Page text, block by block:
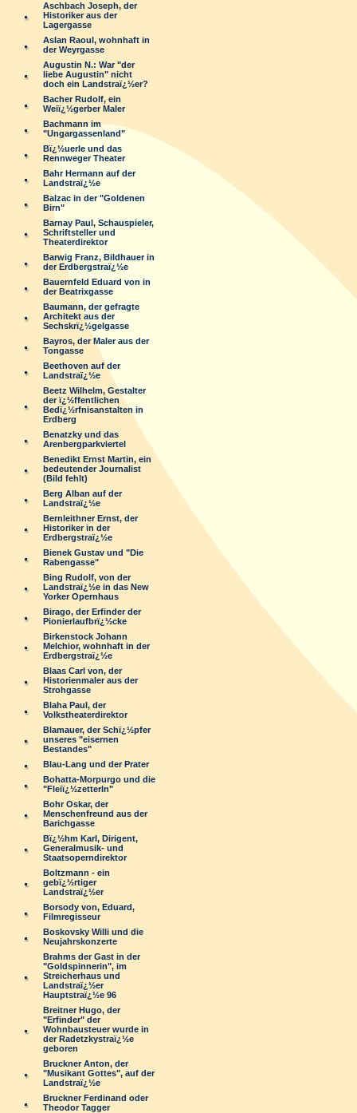
Aschbach Joseph, der
Historiker aus der
Lagergasse
Aslan Raoul, wohnhaft in
der Weyrgasse
Augustin N.: War "der
liebe Augustin" nicht
doch ein Landstraï¿½er?
Bacher Rudolf, ein
Weiï¿½gerber Maler
Bachmann im
"Ungargassenland"
Bï¿½uerle und das
Rennweger Theater
Bahr Hermann auf der
Landstraï¿½e
Balzac in der "Goldenen
Birn"
Barnay Paul, Schauspieler,
Schriftsteller und
Theaterdirektor
Barwig Franz, Bildhauer in
der Erdbergstraï¿½e
Bauernfeld Eduard von in
der Beatrixgasse
Baumann, der gefragte
Architekt aus der
Sechskrï¿½gelgasse
Bayros, der Maler aus der
Tongasse
Beethoven auf der
Landstraï¿½e
Beetz Wilhelm, Gestalter
der ï¿½ffentlichen
Bedï¿½rfnisanstalten in
Erdberg
Benatzky und das
Arenbergparkviertel
Benedikt Ernst Martin, ein
bedeutender Journalist
(Bild fehlt)
Berg Alban auf der
Landstraï¿½e
Bernleithner Ernst, der
Historiker in der
Erdbergstraï¿½e
Bienek Gustav und "Die
Rabengasse"
Bing Rudolf, von der
Landstraï¿½e in das New
Yorker Opernhaus
Birago, der Erfinder der
Pionierlaufbrï¿½cke
Birkenstock Johann
Melchior, wohnhaft in der
Erdbergstraï¿½e
Blaas Carl von, der
Historienmaler aus der
Strohgasse
Blaha Paul, der
Volkstheaterdirektor
Blamauer, der Schï¿½pfer
unseres "eisernen
Bestandes"
Blau-Lang und der Prater
Bohatta-Morpurgo und die
"Fleiï¿½zetterln"
Bohr Oskar, der
Menschenfreund aus der
Barichgasse
Bï¿½hm Karl, Dirigent,
Generalmusik- und
Staatsoperndirektor
Boltzmann - ein
gebï¿½rtiger
Landstraï¿½er
Borsody von, Eduard,
Filmregisseur
Boskovsky Willi und die
Neujahrskonzerte
Brahms der Gast in der
"Goldspinnerin", im
Streicherhaus und
Landstraï¿½er
Hauptstraï¿½e 96
Breitner Hugo, der
"Erfinder" der
Wohnbausteuer wurde in
der Radetzkystraï¿½e
geboren
Bruckner Anton, der
"Musikant Gottes", auf der
Landstraï¿½e
Bruckner Ferdinand oder
Theodor Tagger